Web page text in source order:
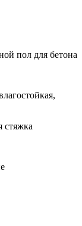
пол для бетона
стяжка